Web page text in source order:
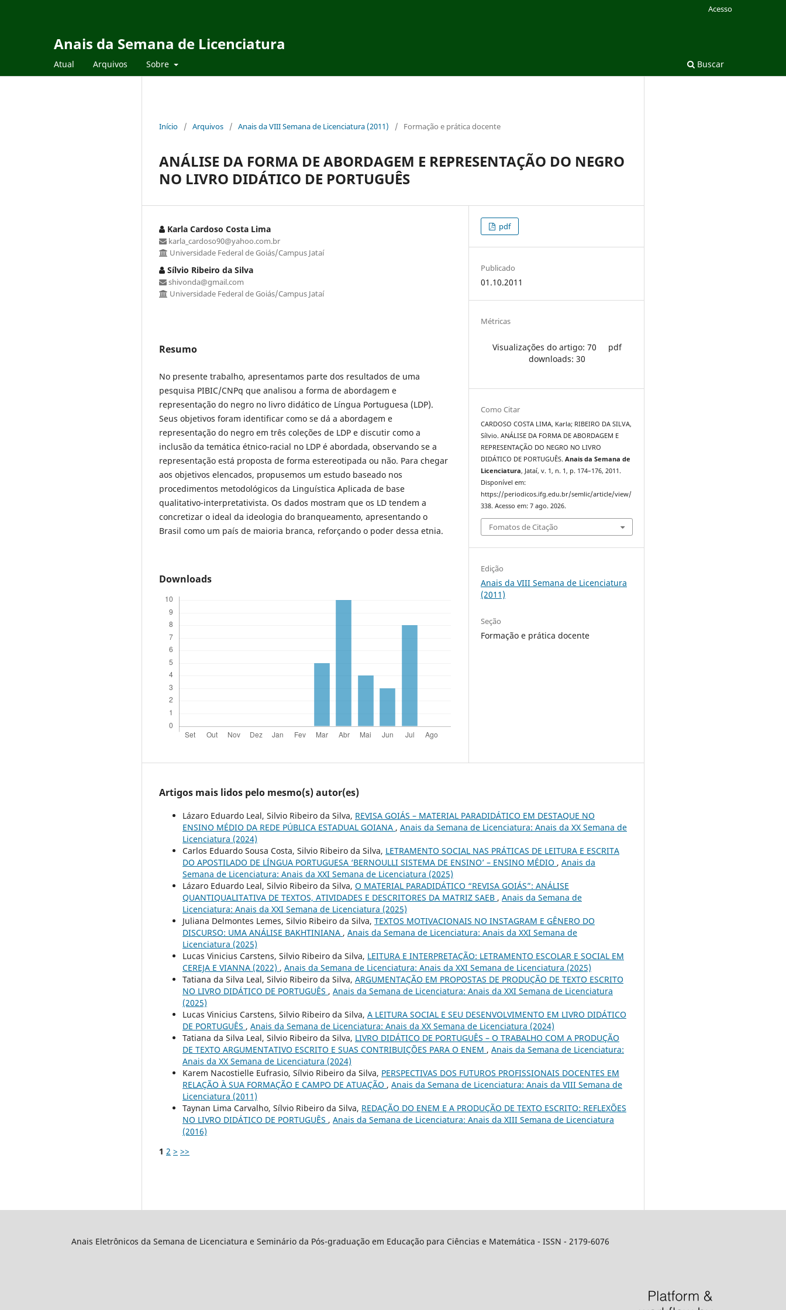
Anais da Semana de Licenciatura
Atual Arquivos Sobre Buscar
Acesso
Início / Arquivos / Anais da VIII Semana de Licenciatura (2011) / Formação e prática docente
ANÁLISE DA FORMA DE ABORDAGEM E REPRESENTAÇÃO DO NEGRO
NO LIVRO DIDÁTICO DE PORTUGUÊS
Karla Cardoso Costa Lima
karla_cardoso90@yahoo.com.br
Universidade Federal de Goiás/Campus Jataí
Sílvio Ribeiro da Silva
shivonda@gmail.com
Universidade Federal de Goiás/Campus Jataí
Resumo
No presente trabalho, apresentamos parte dos resultados de uma
pesquisa PIBIC/CNPq que analisou a forma de abordagem e
representação do negro no livro didático de Língua Portuguesa (LDP).
Seus objetivos foram identificar como se dá a abordagem e
representação do negro em três coleções de LDP e discutir como a
inclusão da temática étnico-racial no LDP é abordada, observando se a
representação está proposta de forma estereotipada ou não. Para chegar
aos objetivos elencados, propusemos um estudo baseado nos
procedimentos metodológicos da Linguística Aplicada de base
qualitativo-interpretativista. Os dados mostram que os LD tendem a
concretizar o ideal da ideologia do branqueamento, apresentando o
Brasil como um país de maioria branca, reforçando o poder dessa etnia.
Downloads
pdf
Publicado
01.10.2011
Métricas
Visualizações do artigo: 70
pdf
downloads: 30
Como Citar
CARDOSO COSTA LIMA, Karla; RIBEIRO DA SILVA,
Sílvio. ANÁLISE DA FORMA DE ABORDAGEM E
REPRESENTAÇÃO DO NEGRO NO LIVRO
DIDÁTICO DE PORTUGUÊS.Anais da Semana de
Licenciatura, Jataí, v. 1, n. 1, p. 174–176, 2011.
Disponível em:
https://periodicos.ifg.edu.br/semlic/article/view/
338. Acesso em: 7 ago. 2026.
Fomatos de Citação
Edição
Anais da VIII Semana de Licenciatura
(2011)
Seção
Formação e prática docente
Artigos mais lidos pelo mesmo(s) autor(es)
Lázaro Eduardo Leal, Silvio Ribeiro da Silva, REVISA GOIÁS – MATERIAL PARADIDÁTICO EM DESTAQUE NO
ENSINO MÉDIO DA REDE PÚBLICA ESTADUAL GOIANA , Anais da Semana de Licenciatura: Anais da XX Semana de
Licenciatura (2024)
Carlos Eduardo Sousa Costa, Silvio Ribeiro da Silva, LETRAMENTO SOCIAL NAS PRÁTICAS DE LEITURA E ESCRITA
DO APOSTILADO DE LÍNGUA PORTUGUESA ‘BERNOULLI SISTEMA DE ENSINO’ – ENSINO MÉDIO , Anais da
Semana de Licenciatura: Anais da XXI Semana de Licenciatura (2025)
Lázaro Eduardo Leal, Silvio Ribeiro da Silva, O MATERIAL PARADIDÁTICO “REVISA GOIÁS”: ANÁLISE
QUANTIQUALITATIVA DE TEXTOS, ATIVIDADES E DESCRITORES DA MATRIZ SAEB , Anais da Semana de
Licenciatura: Anais da XXI Semana de Licenciatura (2025)
Juliana Delmontes Lemes, Silvio Ribeiro da Silva, TEXTOS MOTIVACIONAIS NO INSTAGRAM E GÊNERO DO
DISCURSO: UMA ANÁLISE BAKHTINIANA , Anais da Semana de Licenciatura: Anais da XXI Semana de
Licenciatura (2025)
Lucas Vinicius Carstens, Silvio Ribeiro da Silva, LEITURA E INTERPRETAÇÃO: LETRAMENTO ESCOLAR E SOCIAL EM
CEREJA E VIANNA (2022) , Anais da Semana de Licenciatura: Anais da XXI Semana de Licenciatura (2025)
Tatiana da Silva Leal, Silvio Ribeiro da Silva, ARGUMENTAÇÃO EM PROPOSTAS DE PRODUÇÃO DE TEXTO ESCRITO
NO LIVRO DIDÁTICO DE PORTUGUÊS , Anais da Semana de Licenciatura: Anais da XXI Semana de Licenciatura
(2025)
Lucas Vinicius Carstens, Silvio Ribeiro da Silva, A LEITURA SOCIAL E SEU DESENVOLVIMENTO EM LIVRO DIDÁTICO
DE PORTUGUÊS , Anais da Semana de Licenciatura: Anais da XX Semana de Licenciatura (2024)
Tatiana da Silva Leal, Silvio Ribeiro da Silva, LIVRO DIDÁTICO DE PORTUGUÊS – O TRABALHO COM A PRODUÇÃO
DE TEXTO ARGUMENTATIVO ESCRITO E SUAS CONTRIBUIÇÕES PARA O ENEM , Anais da Semana de Licenciatura:
Anais da XX Semana de Licenciatura (2024)
Karem Nacostielle Eufrasio, Sílvio Ribeiro da Silva, PERSPECTIVAS DOS FUTUROS PROFISSIONAIS DOCENTES EM
RELAÇÃO À SUA FORMAÇÃO E CAMPO DE ATUAÇÃO , Anais da Semana de Licenciatura: Anais da VIII Semana de
Licenciatura (2011)
Taynan Lima Carvalho, Sílvio Ribeiro da Silva, REDAÇÃO DO ENEM E A PRODUÇÃO DE TEXTO ESCRITO: REFLEXÕES
NO LIVRO DIDÁTICO DE PORTUGUÊS , Anais da Semana de Licenciatura: Anais da XIII Semana de Licenciatura
(2016)
1 2 > >>
Anais Eletrônicos da Semana de Licenciatura e Seminário da Pós-graduação em Educação para Ciências e Matemática - ISSN - 2179-6076